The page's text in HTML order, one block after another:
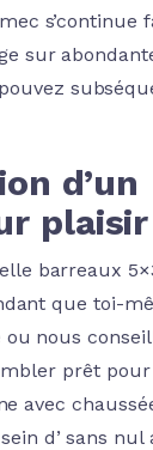
s’continue
sur
d’un
plaisir
barreaux
que toi-
nous
prêt
avec
d’ sans nul